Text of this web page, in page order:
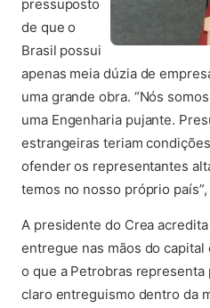
pressuposto
de que o
Brasil possui
apenas meia dúzia de
uma grande obra. “Nós
uma Engenharia pujante.
estrangeiras teriam
ofender os representantes
temos no nosso próprio
A presidente do Crea
entregue nas mãos do
o que a Petrobras representa
claro entreguismo dentro da